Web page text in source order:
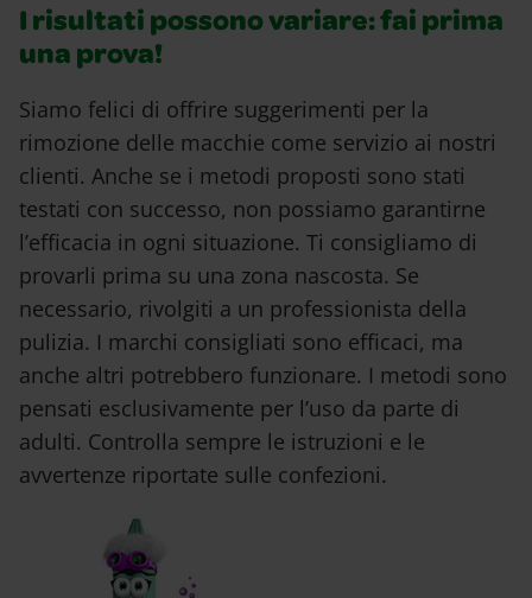
I risultati possono variare: fai prima
una prova!
Siamo felici di offrire suggerimenti per la
rimozione delle macchie come servizio ai nostri
clienti. Anche se i metodi proposti sono stati
testati con successo, non possiamo garantirne
l’efficacia in ogni situazione. Ti consigliamo di
provarli prima su una zona nascosta. Se
necessario, rivolgiti a un professionista della
pulizia. I marchi consigliati sono efficaci, ma
anche altri potrebbero funzionare. I metodi sono
pensati esclusivamente per l’uso da parte di
adulti. Controlla sempre le istruzioni e le
avvertenze riportate sulle confezioni.